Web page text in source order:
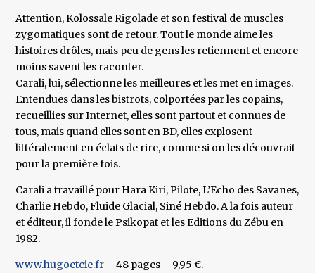
Attention, Kolossale Rigolade et son festival de muscles
zygomatiques sont de retour. Tout le monde aime les
histoires drôles, mais peu de gens les retiennent et encore
moins savent les raconter.
Carali, lui, sélectionne les meilleures et les met en images.
Entendues dans les bistrots, colportées par les copains,
recueillies sur Internet, elles sont partout et connues de
tous, mais quand elles sont en BD, elles explosent
littéralement en éclats de rire, comme si on les découvrait
pour la première fois.
Carali a travaillé pour Hara Kiri, Pilote, L’Echo des Savanes,
Charlie Hebdo, Fluide Glacial, Siné Hebdo. A la fois auteur
et éditeur, il fonde le Psikopat et les Editions du Zébu en
1982.
www.hugoetcie.fr – 48 pages – 9,95 €.